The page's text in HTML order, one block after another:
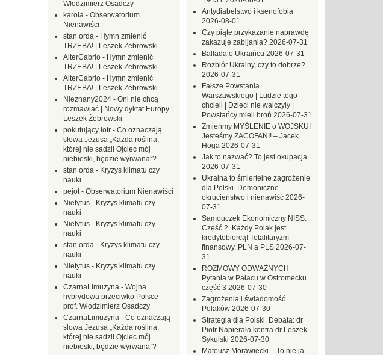
Antydiabelstwo i ksenofobia
2026-08-01
Czy piąte przykazanie naprawdę
zakazuje zabijania? 2026-07-31
Ballada o Ukraińcu 2026-07-31
Rozbiór Ukrainy, czy to dobrze?
2026-07-31
Fałsze Powstania
Warszawskiego | Ludzie tego
chcieli | Dzieci nie walczyły |
Powstańcy mieli broń 2026-07-31
Zmieńmy MYŚLENIE o WOJSKU!
Jesteśmy ZACOFANI! – Jacek
Hoga 2026-07-31
Jak to nazwać? To jest okupacja
2026-07-31
Ukraina to śmiertelne zagrożenie
dla Polski. Demoniczne
okrucieństwo i nienawiść 2026-
07-31
Samouczek Ekonomiczny NISS.
Część 2. Każdy Polak jest
kredytobiorcą! Totalitaryzm
finansowy. PLN a PLS 2026-07-
31
ROZMOWY ODWAŻNYCH
Pytania w Pałacu w Ostromecku
część 3 2026-07-30
Zagrożenia i świadomość
Polaków 2026-07-30
Strategia dla Polski. Debata: dr
Piotr Napierała kontra dr Leszek
Sykulski 2026-07-30
Mateusz Morawiecki – To nie ja
Włodzimierz Osadczy
karola - Obserwatorium
Nienawiści
stan orda - Hymn zmienić
TRZEBA! | Leszek Żebrowski
AlterCabrio - Hymn zmienić
TRZEBA! | Leszek Żebrowski
AlterCabrio - Hymn zmienić
TRZEBA! | Leszek Żebrowski
Nieznany2024 - Oni nie chcą
rozmawiać | Nowy dyktat Europy |
Leszek Żebrowski
pokutujący łotr - Co oznaczają
słowa Jezusa „Każda roślina,
której nie sadził Ojciec mój
niebieski, będzie wyrwana”?
stan orda - Kryzys klimatu czy
nauki
pejot- Obserwatorium Nienawiści
Nietytus - Kryzys klimatu czy
nauki
Nietytus - Kryzys klimatu czy
nauki
stan orda - Kryzys klimatu czy
nauki
Nietytus - Kryzys klimatu czy
nauki
CzarnaLimuzyna - Wojna
hybrydowa przeciwko Polsce –
prof. Włodzimierz Osadczy
CzarnaLimuzyna - Co oznaczają
słowa Jezusa „Każda roślina,
której nie sadził Ojciec mój
niebieski, będzie wyrwana”?